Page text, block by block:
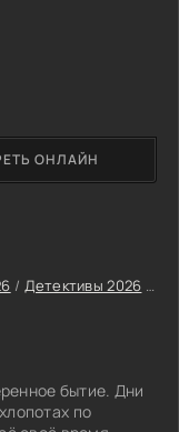
/ Детективы 2026
бытие. Дни
по
ОНЛАЙН